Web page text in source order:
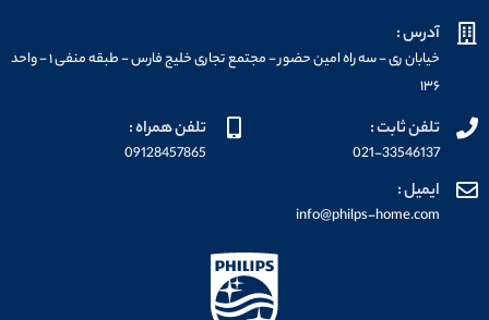
آدرس :
خیابان ری - سه راه امین حضور - مجتمع تجاری خلیج فارس - طبقه منفی ۱ - واحد
۱۳۶
تلفن ثابت :
021-33546137
تلفن همراه :
09128457865
ایمیل :
info@philps-home.com